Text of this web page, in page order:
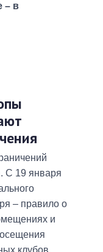
– в
. С 19 января
– правило о
и